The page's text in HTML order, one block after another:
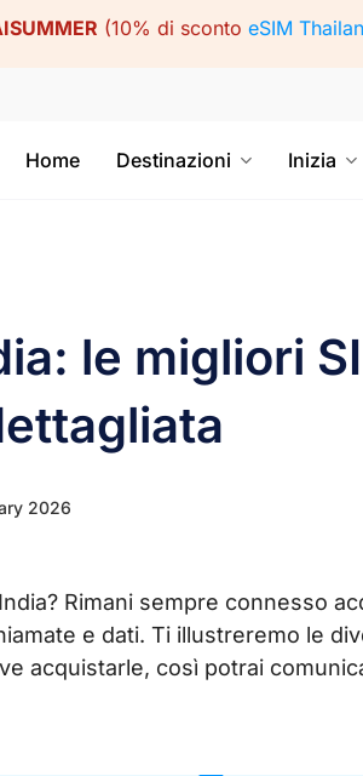
(10% di sconto eSIM
Home Destinazioni Inizia
le migliori
2026
Rimani sempre connesso
e dati. Ti illustreremo le
acquistarle, così potrai